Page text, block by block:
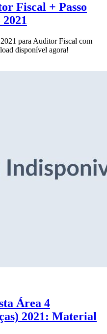
Fiscal + Passo
para Auditor Fiscal com
disponível agora!
Área 4
2021: Material